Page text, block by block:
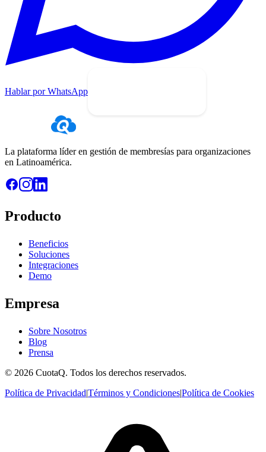
Hablar por WhatsApp
La plataforma líder en gestión de membresías para organizaciones
en Latinoamérica.
Producto
Beneficios
Soluciones
Integraciones
Demo
Empresa
Sobre Nosotros
Blog
Prensa
© 2026 CuotaQ. Todos los derechos reservados.
Política de Privacidad|Términos y Condiciones|Política de Cookies